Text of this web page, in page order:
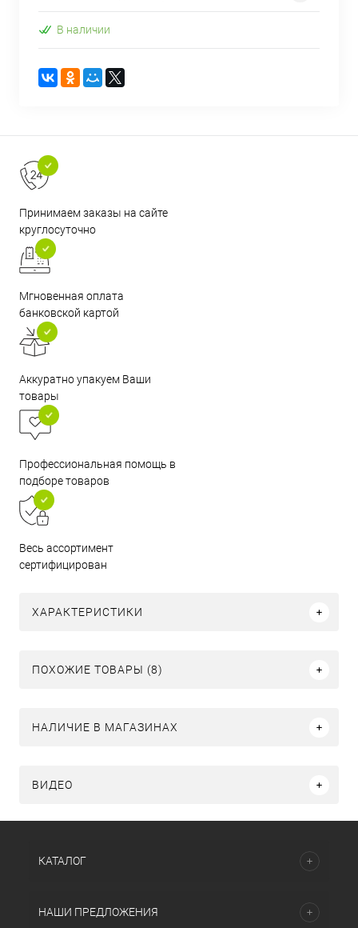
В наличии
Принимаем заказы на сайте
круглосуточно
Мгновенная оплата
банковской картой
Аккуратно упакуем Ваши
товары
Профессиональная помощь в
подборе товаров
Весь ассортимент
сертифицирован
ХАРАКТЕРИСТИКИ
ПОХОЖИЕ ТОВАРЫ (8)
НАЛИЧИЕ В МАГАЗИНАХ
ВИДЕО
КАТАЛОГ
НАШИ ПРЕДЛОЖЕНИЯ